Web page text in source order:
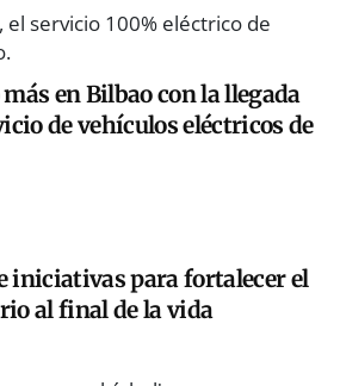
en Bilbao con la llegada
de vehículos eléctricos de
iniciativas para fortalecer el
al final de la vida